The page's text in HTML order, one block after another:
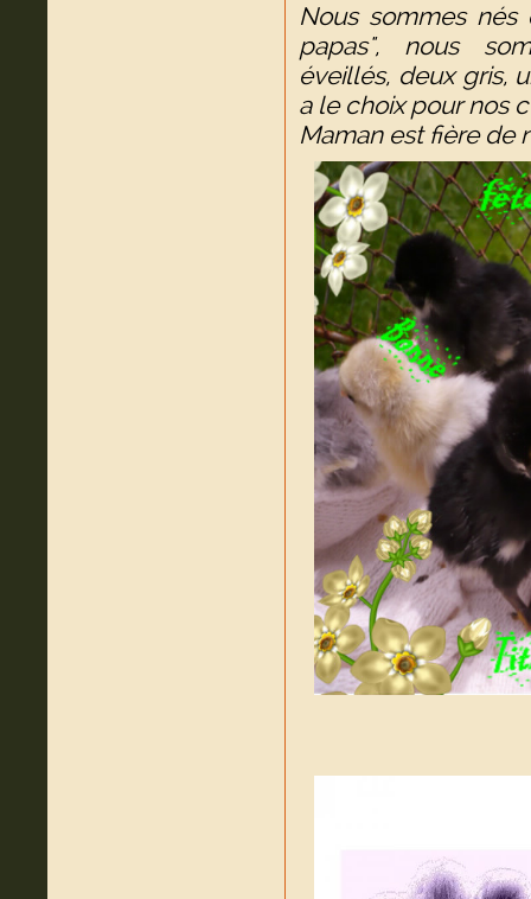
Nous sommes
papas", nous
éveillés, deux gris,
a le choix pour nos
Maman est fière de